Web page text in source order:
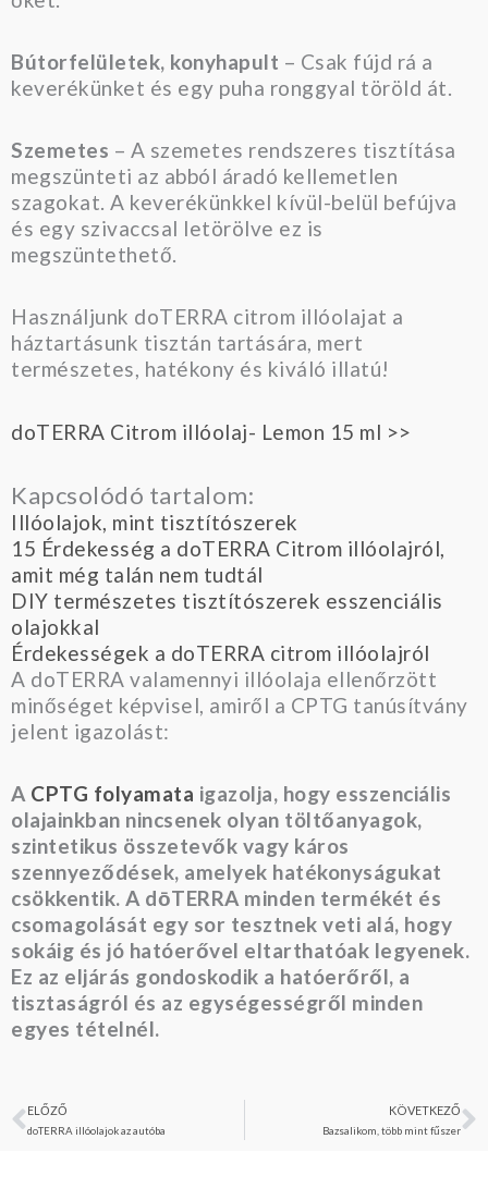
Bútorfelületek, konyhapult – Csak fújd rá a
keverékünket és egy puha ronggyal töröld át.
Szemetes – A szemetes rendszeres tisztítása
megszünteti az abból áradó kellemetlen
szagokat. A keverékünkkel kívül-belül befújva
és egy szivaccsal letörölve ez is
megszüntethető.
Használjunk doTERRA citrom illóolajat a
háztartásunk tisztán tartására, mert
természetes, hatékony és kiváló illatú!
doTERRA Citrom illóolaj- Lemon 15 ml >>
Kapcsolódó tartalom:
Illóolajok, mint tisztítószerek
15 Érdekesség a doTERRA Citrom illóolajról,
amit még talán nem tudtál
DIY természetes tisztítószerek esszenciális
olajokkal
Érdekességek a doTERRA citrom illóolajról
A doTERRA valamennyi illóolaja ellenőrzött
minőséget képvisel, amiről a CPTG tanúsítvány
jelent igazolást:
A CPTG folyamata igazolja, hogy esszenciális
olajainkban nincsenek olyan töltőanyagok,
szintetikus összetevők vagy káros
szennyeződések, amelyek hatékonyságukat
csökkentik. A dōTERRA minden termékét és
csomagolását egy sor tesztnek veti alá, hogy
sokáig és jó hatóerővel eltarthatóak legyenek.
Ez az eljárás gondoskodik a hatóerőről, a
tisztaságról és az egységességről minden
egyes tételnél.
Előző
ELŐZŐ
doTERRA illóolajok az autóba
KÖVETKEZŐ
Bazsalikom, több mint fűszer